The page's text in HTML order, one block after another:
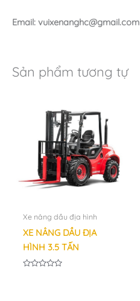
Email: vuixenanghc@gmail.com
Sản phẩm tương tự
Xe nâng dầu địa hình
XE NÂNG DẦU ĐỊA
HÌNH 3.5 TẤN